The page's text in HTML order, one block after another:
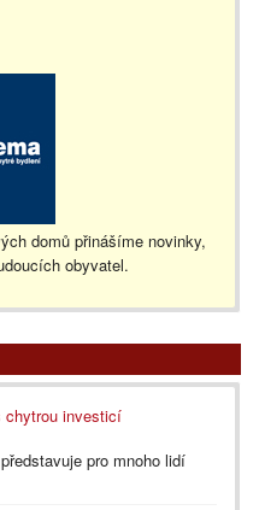
domů přinášíme novinky,
obyvatel.
investicí
pro mnoho lidí